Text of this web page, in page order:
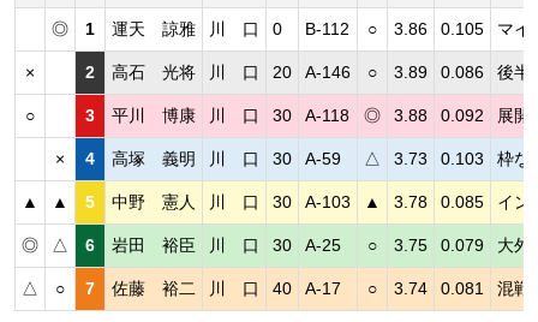
◎ 1 運天 諒雅 川 口 0 B-112 ○ 3.86 0.105 マイ
× 2 高石 光将 川 口 20 A-146 ○ 3.89 0.086 後半
○ 3 平川 博康 川 口 30 A-118 ◎ 3.88 0.092 展開
× 4 高塚 義明 川 口 30 A-59 △ 3.73 0.103 枠な
▲ ▲ 5 中野 憲人 川 口 30 A-103 ▲ 3.78 0.085 イン
◎ △ 6 岩田 裕臣 川 口 30 A-25 ○ 3.75 0.079 大外
△ ○ 7 佐藤 裕二 川 口 40 A-17 ○ 3.74 0.081 混戦